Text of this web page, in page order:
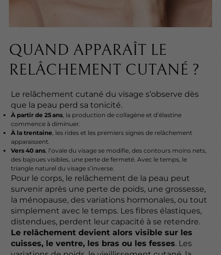
QUAND APPARAÎT LE
RELÂCHEMENT CUTANÉ ?
Le relâchement cutané du visage s’observe dès
que la peau perd sa tonicité.
À partir de 25 ans, la production de collagène et d’élastine
commence à diminuer.
À la trentaine, les rides et les premiers signes de relâchement
apparaissent.
Vers 40 ans, l’ovale du visage se modifie, des contours moins nets,
des bajoues visibles, une perte de fermeté. Avec le temps, le
triangle naturel du visage s’inverse.
Pour le corps, le relâchement de la peau peut
survenir après une perte de poids, une grossesse,
la ménopause, des variations hormonales, ou tout
simplement avec le temps. Les fibres élastiques,
distendues, perdent leur capacité à se retendre.
Le relâchement devient alors visible sur les
cuisses, le ventre, les bras ou les fesses. Les